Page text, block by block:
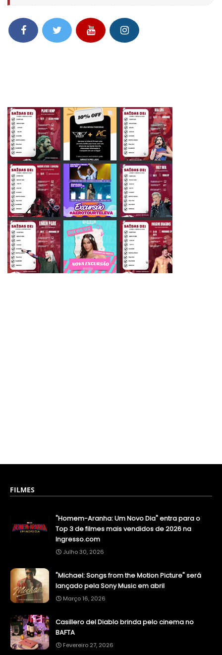
FILMES
"Homem-Aranha: Um Novo Dia" entra para o
Top 3 de filmes mais vendidos de 2026 na
Ingresso.com
Julho 30, 2026
"Michael: Songs from the Motion Picture" será
lançado pela Sony Music em abril
Março 16, 2026
Casillero del Diablo brinda pelo cinema no
BAFTA
Fevereiro 27, 2026